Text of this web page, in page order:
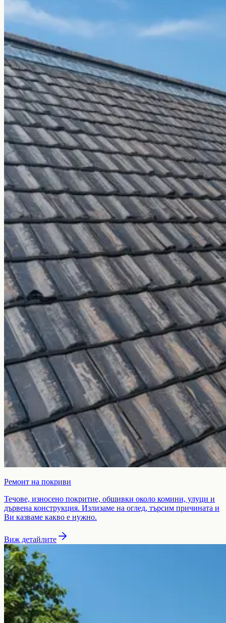
Ремонт на покриви
Течове, износено покритие, обшивки около комини, улуци и
дървена конструкция. Излизаме на оглед, търсим причината и
Ви казваме какво е нужно.
Виж детайлите